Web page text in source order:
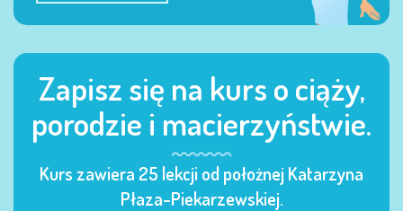
Zapisz się na kurs o ciąży,
porodzie i macierzyństwie.
Kurs zawiera 25 lekcji od położnej Katarzyna
Płaza-Piekarzewskiej.